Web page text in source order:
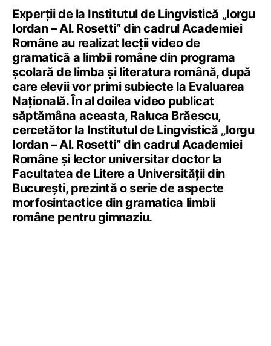
Experții de la Institutul de Lingvistică „Iorgu
Iordan – Al. Rosetti” din cadrul Academiei
Române au realizat lecții video de
gramatică a limbii române din programa
școlară de limba și literatura română, după
care elevii vor primi subiecte la Evaluarea
Națională. În al doilea video publicat
săptămâna aceasta, Raluca Brăescu,
cercetător la Institutul de Lingvistică „Iorgu
Iordan – Al. Rosetti” din cadrul Academiei
Române și lector universitar doctor la
Facultatea de Litere a Universității din
București, prezintă o serie de aspecte
morfosintactice din gramatica limbii
române pentru gimnaziu.